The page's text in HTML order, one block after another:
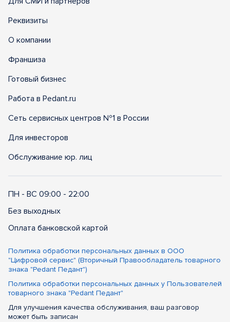
Реквизиты
О компании
Франшиза
Готовый бизнес
Работа в Pedant.ru
Сеть сервисных центров №1 в России
Для инвесторов
Обслуживание юр. лиц
ПН - ВС 09:00 - 22:00
Без выходных
Оплата банковской картой
Политика обработки персональных данных в ООО
"Цифровой сервис" (Вторичный Правообладатель товарного
знака "Pedant Педант")
Политика обработки персональных данных у Пользователей
товарного знака "Pedant Педант"
Для улучшения качества обслуживания, ваш разговор
может быть записан